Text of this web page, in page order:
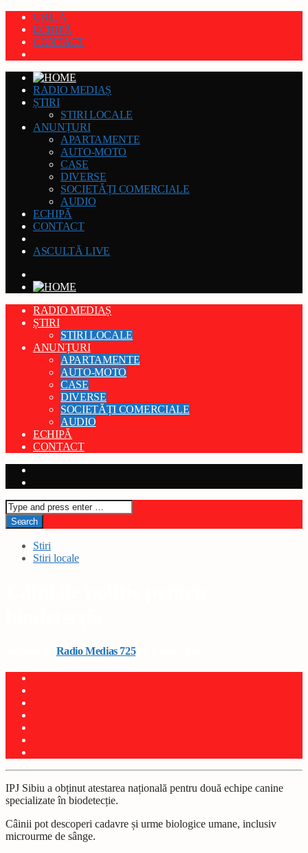
GRILĂ
ECHIPĂ
CONTACT
RADIO MEDIAȘ
ȘTIRI
STIRI LOCALE
ANUNȚURI
APARTAMENTE
AUTO-MOTO
CASE
DIVERSE
SOCIETĂȚI COMERCIALE
AUDIO
ECHIPĂ
CONTACT
ASCULTĂ LIVE
RADIO MEDIAȘ
ȘTIRI
STIRI LOCALE
ANUNȚURI
APARTAMENTE
AUTO-MOTO
CASE
DIVERSE
SOCIETĂȚI COMERCIALE
AUDIO
ECHIPĂ
CONTACT
Stiri
Stiri locale
Radio Medias 725on 9 iulie 2026
IPJ Sibiu a obținut atestarea națională pentru două echipe canine
specializate în biodetecție.
Câinii pot descoperi cadavre și urme biologice umane, inclusiv
microurme de sânge.